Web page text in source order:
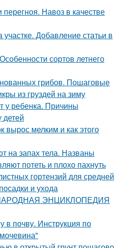
Навоз в качестве
участке. Добавление статьи в
сортов летнего
грибов. Пошаговые
из груздей на зиму
у ребенка. Причины
детей
вырос мелким и как этого
на запах тела. Названы
потеть и плохо пахнуть
гортензий для средней
и ухода
НАРОДНАЯ ЭНЦИКЛОПЕДИЯ
в почву. Инструкция по